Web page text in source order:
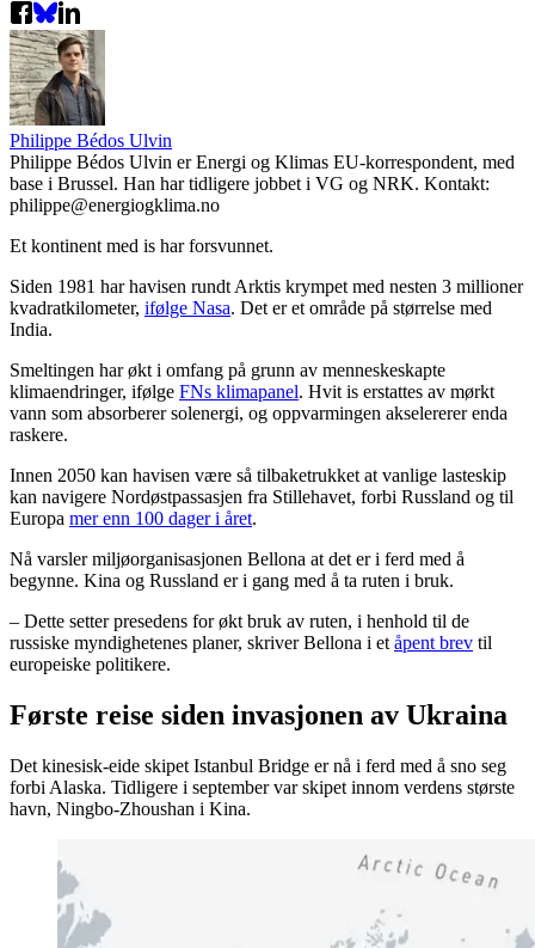
Philippe Bédos Ulvin
Philippe Bédos Ulvin er Energi og Klimas EU-korrespondent, med
base i Brussel. Han har tidligere jobbet i VG og NRK. Kontakt:
philippe@energiogklima.no
Et kontinent med is har forsvunnet.
Siden 1981 har havisen rundt Arktis krympet med nesten 3 millioner
kvadratkilometer, ifølge Nasa. Det er et område på størrelse med
India.
Smeltingen har økt i omfang på grunn av menneskeskapte
klimaendringer, ifølge FNs klimapanel. Hvit is erstattes av mørkt
vann som absorberer solenergi, og oppvarmingen akselererer enda
raskere.
Innen 2050 kan havisen være så tilbaketrukket at vanlige lasteskip
kan navigere Nordøstpassasjen fra Stillehavet, forbi Russland og til
Europa mer enn 100 dager i året.
Nå varsler miljøorganisasjonen Bellona at det er i ferd med å
begynne. Kina og Russland er i gang med å ta ruten i bruk.
– Dette setter presedens for økt bruk av ruten, i henhold til de
russiske myndighetenes planer, skriver Bellona i et åpent brev til
europeiske politikere.
Første reise siden invasjonen av Ukraina
Det kinesisk-eide skipet Istanbul Bridge er nå i ferd med å sno seg
forbi Alaska. Tidligere i september var skipet innom verdens største
havn, Ningbo-Zhoushan i Kina.